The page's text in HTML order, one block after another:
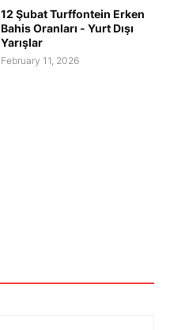
12 Şubat Turffontein Erken
Bahis Oranları - Yurt Dışı
Yarışlar
February 11, 2026